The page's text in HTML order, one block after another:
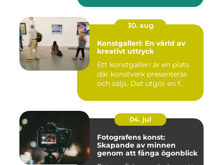
30. aug
Konstgalleri: En värld av
kreativt uttryck
Ett konstgalleri är en plats
där konstverk presenteras
och säljs. Det utgör en f...
04. jul
Fotografens konst:
Skapande av minnen
genom att fånga ögonblick